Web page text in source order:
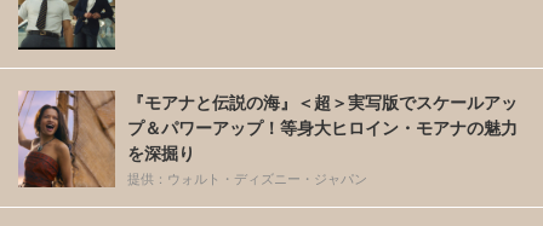
『モアナと伝説の海』＜超＞実写版でスケールアッ
プ＆パワーアップ！等身大ヒロイン・モアナの魅力
を深掘り
提供：ウォルト・ディズニー・ジャパン